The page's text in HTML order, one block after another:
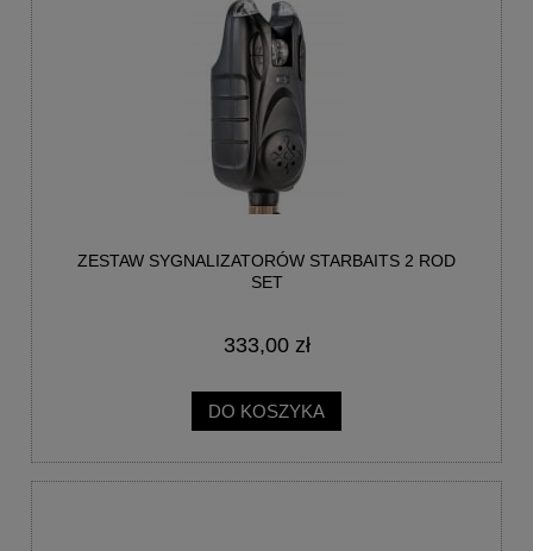
ZESTAW SYGNALIZATORÓW STARBAITS 2 ROD
SET
333,00 zł
DO KOSZYKA